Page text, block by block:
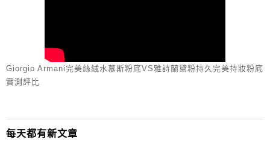
Giorgio Armani完美絲絨水慕斯粉底VS雅詩蘭黛粉持久完美持妝粉底
實測評比
每天都有新文章